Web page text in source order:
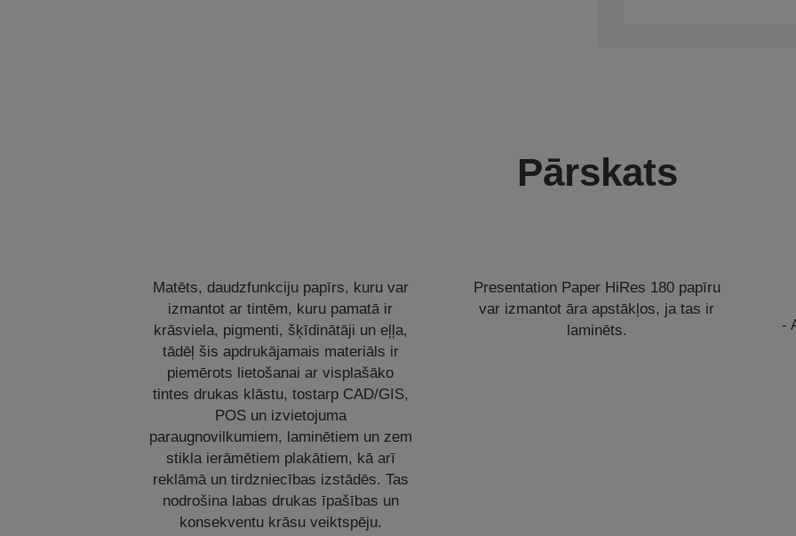
Pārskats
Matēts, daudzfunkciju papīrs, kuru var
izmantot ar tintēm, kuru pamatā ir
krāsviela, pigmenti, šķīdinātāji un eļļa,
tādēļ šis apdrukājamais materiāls ir
piemērots lietošanai ar visplašāko
tintes drukas klāstu, tostarp CAD/GIS,
POS un izvietojuma
paraugnovilkumiem, laminētiem un zem
stikla ierāmētiem plakātiem, kā arī
reklāmā un tirdzniecības izstādēs. Tas
nodrošina labas drukas īpašības un
konsekventu krāsu veiktspēju.
Presentation Paper HiRes 180 papīru
var izmantot āra apstākļos, ja tas ir
laminēts.
-